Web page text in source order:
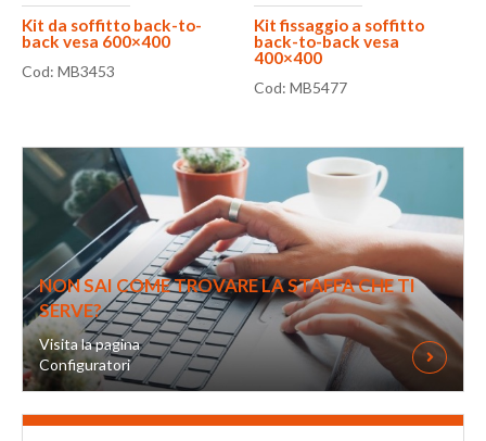
Kit da soffitto back-to-
back vesa 600×400
Cod: MB3453
Kit fissaggio a soffitto
back-to-back vesa
400×400
Cod: MB5477
NON SAI COME TROVARE LA STAFFA CHE TI
SERVE?
Visita la pagina
Configuratori